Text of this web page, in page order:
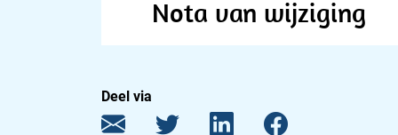
Nota van wijziging
Deel via